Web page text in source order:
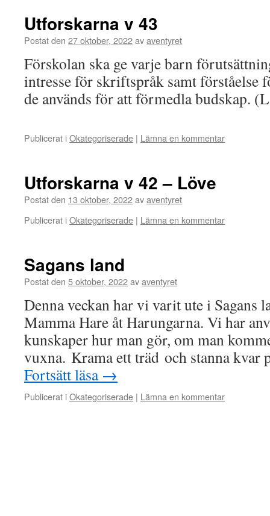
Utforskarna v 43
Postat den 27 oktober, 2022avaventyret
Förskolan ska ge varje barn
intresse för skriftspråk samt förståelse
de används för att förmedla budskap.
Publicerat iOkategoriserade | Lämna en kommentar
Utforskarna v 42 – Löve
Postat den 13 oktober, 2022avaventyret
Publicerat iOkategoriserade | Lämna en kommentar
Sagans land
Postat den 5 oktober, 2022avaventyret
Denna veckan har vi varit ute i Sagans
Mamma Hare åt Harungarna. Vi har
kunskaper hur man gör, om man
vuxna. Krama ett träd och stanna
Fortsätt läsa →
Publicerat iOkategoriserade | Lämna en kommentar